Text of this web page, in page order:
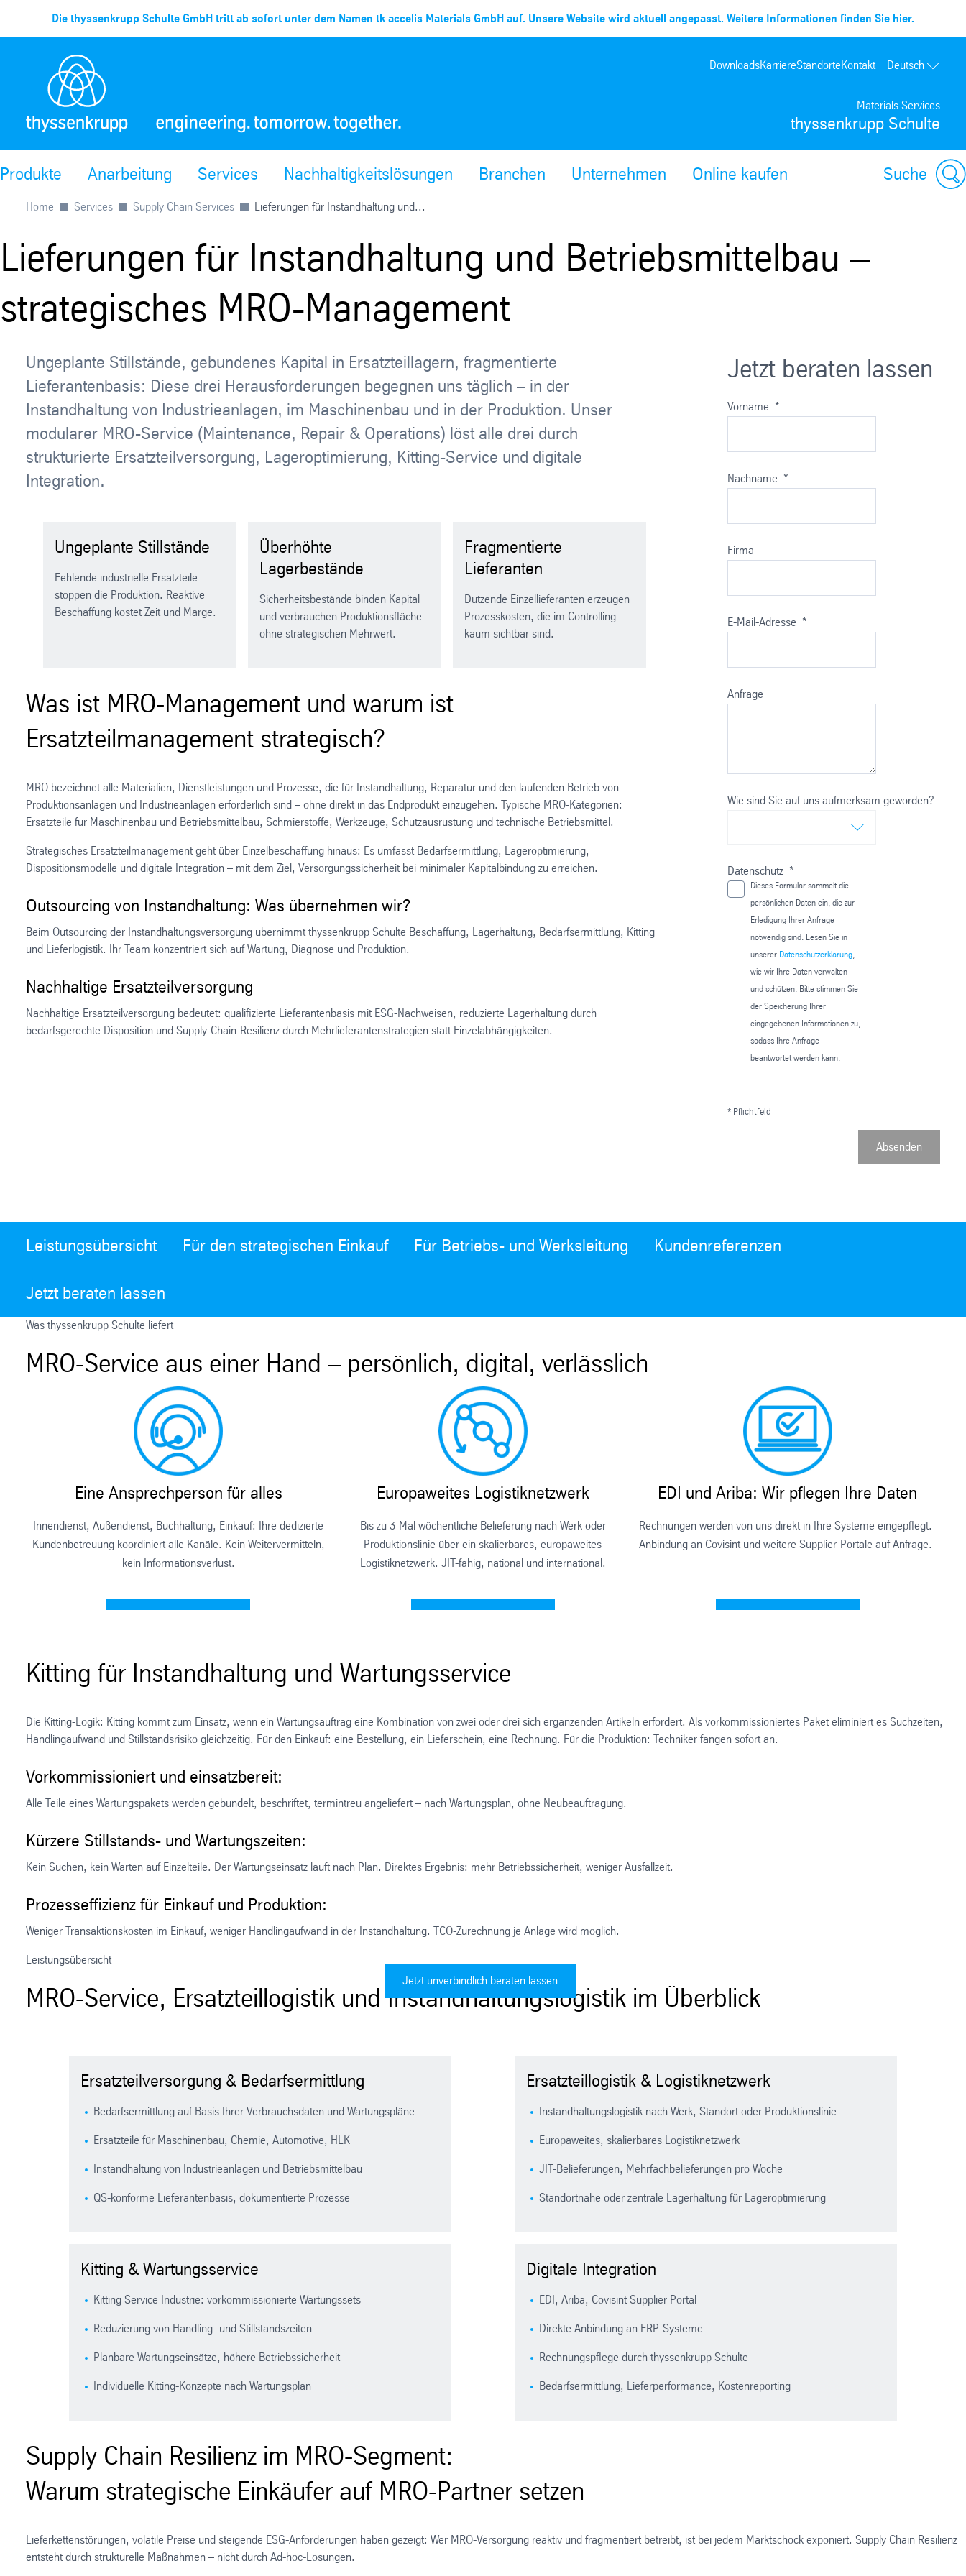
Die thyssenkrupp Schulte GmbH tritt ab sofort unter dem Namen tk accelis Materials GmbH auf. Unsere Website wird aktuell angepasst. Weitere Informationen finden Sie hier.
Materials Services
thyssenkrupp Schulte
DownloadsKarriereStandorteKontakt Deutsch
Produkte Anarbeitung Services Nachhaltigkeitslösungen Branchen Unternehmen Online kaufen Suche
Home Services Supply Chain Services Lieferungen für Instandhaltung und...
Lieferungen für Instandhaltung und Betriebsmittelbau –
strategisches MRO-Management
Ungeplante Stillstände, gebundenes Kapital in Ersatzteillagern, fragmentierte
Lieferantenbasis: Diese drei Herausforderungen begegnen uns täglich – in der
Instandhaltung von Industrieanlagen, im Maschinenbau und in der Produktion. Unser
modularer MRO-Service (Maintenance, Repair & Operations) löst alle drei durch
strukturierte Ersatzteilversorgung, Lageroptimierung, Kitting-Service und digitale
Integration.
Ungeplante Stillstände
Fehlende industrielle Ersatzteile
stoppen die Produktion. Reaktive
Beschaffung kostet Zeit und Marge.
Überhöhte
Lagerbestände
Sicherheitsbestände binden Kapital
und verbrauchen Produktionsfläche
ohne strategischen Mehrwert.
Fragmentierte
Lieferanten
Dutzende Einzellieferanten erzeugen
Prozesskosten, die im Controlling
kaum sichtbar sind.
Was ist MRO-Management und warum ist
Ersatzteilmanagement strategisch?
MRO bezeichnet alle Materialien, Dienstleistungen und Prozesse, die für Instandhaltung, Reparatur und den laufenden Betrieb von
Produktionsanlagen und Industrieanlagen erforderlich sind – ohne direkt in das Endprodukt einzugehen. Typische MRO-Kategorien:
Ersatzteile für Maschinenbau und Betriebsmittelbau, Schmierstoffe, Werkzeuge, Schutzausrüstung und technische Betriebsmittel.
Strategisches Ersatzteilmanagement geht über Einzelbeschaffung hinaus: Es umfasst Bedarfsermittlung, Lageroptimierung,
Dispositionsmodelle und digitale Integration – mit dem Ziel, Versorgungssicherheit bei minimaler Kapitalbindung zu erreichen.
Outsourcing von Instandhaltung: Was übernehmen wir?
Beim Outsourcing der Instandhaltungsversorgung übernimmt thyssenkrupp Schulte Beschaffung, Lagerhaltung, Bedarfsermittlung, Kitting
und Lieferlogistik. Ihr Team konzentriert sich auf Wartung, Diagnose und Produktion.
Nachhaltige Ersatzteilversorgung
Nachhaltige Ersatzteilversorgung bedeutet: qualifizierte Lieferantenbasis mit ESG-Nachweisen, reduzierte Lagerhaltung durch
bedarfsgerechte Disposition und Supply-Chain-Resilienz durch Mehrlieferantenstrategien statt Einzelabhängigkeiten.
Jetzt beraten lassen
Vorname *
Nachname *
Firma
E-Mail-Adresse *
Anfrage
Wie sind Sie auf uns aufmerksam geworden?
Datenschutz *
Dieses Formular sammelt die
persönlichen Daten ein, die zur
Erledigung Ihrer Anfrage
notwendig sind. Lesen Sie in
unserer Datenschutzerklärung,
wie wir Ihre Daten verwalten
und schützen. Bitte stimmen Sie
der Speicherung Ihrer
eingegebenen Informationen zu,
sodass Ihre Anfrage
beantwortet werden kann.
* Pflichtfeld
Absenden
Leistungsübersicht Für den strategischen Einkauf Für Betriebs- und Werksleitung Kundenreferenzen
Jetzt beraten lassen
Was thyssenkrupp Schulte liefert
MRO-Service aus einer Hand – persönlich, digital, verlässlich
Eine Ansprechperson für alles
Innendienst, Außendienst, Buchhaltung, Einkauf: Ihre dedizierte
Kundenbetreuung koordiniert alle Kanäle. Kein Weitervermitteln,
kein Informationsverlust.
Europaweites Logistiknetzwerk
Bis zu 3 Mal wöchentliche Belieferung nach Werk oder
Produktionslinie über ein skalierbares, europaweites
Logistiknetzwerk. JIT-fähig, national und international.
EDI und Ariba: Wir pflegen Ihre Daten
Rechnungen werden von uns direkt in Ihre Systeme eingepflegt.
Anbindung an Covisint und weitere Supplier-Portale auf Anfrage.
Kitting für Instandhaltung und Wartungsservice
Die Kitting-Logik: Kitting kommt zum Einsatz, wenn ein Wartungsauftrag eine Kombination von zwei oder drei sich ergänzenden Artikeln erfordert. Als vorkommissioniertes Paket eliminiert es Suchzeiten,
Handlingaufwand und Stillstandsrisiko gleichzeitig. Für den Einkauf: eine Bestellung, ein Lieferschein, eine Rechnung. Für die Produktion: Techniker fangen sofort an.
Vorkommissioniert und einsatzbereit:
Alle Teile eines Wartungspakets werden gebündelt, beschriftet, termintreu angeliefert – nach Wartungsplan, ohne Neubeauftragung.
Kürzere Stillstands- und Wartungszeiten:
Kein Suchen, kein Warten auf Einzelteile. Der Wartungseinsatz läuft nach Plan. Direktes Ergebnis: mehr Betriebssicherheit, weniger Ausfallzeit.
Prozesseffizienz für Einkauf und Produktion:
Weniger Transaktionskosten im Einkauf, weniger Handlingaufwand in der Instandhaltung. TCO-Zurechnung je Anlage wird möglich.
Leistungsübersicht
MRO-Service, Ersatzteillogistik und Instandhaltungslogistik im Überblick
Jetzt unverbindlich beraten lassen
Ersatzteilversorgung & Bedarfsermittlung
Bedarfsermittlung auf Basis Ihrer Verbrauchsdaten und Wartungspläne
Ersatzteile für Maschinenbau, Chemie, Automotive, HLK
Instandhaltung von Industrieanlagen und Betriebsmittelbau
QS-konforme Lieferantenbasis, dokumentierte Prozesse
Ersatzteillogistik & Logistiknetzwerk
Instandhaltungslogistik nach Werk, Standort oder Produktionslinie
Europaweites, skalierbares Logistiknetzwerk
JIT-Belieferungen, Mehrfachbelieferungen pro Woche
Standortnahe oder zentrale Lagerhaltung für Lageroptimierung
Kitting & Wartungsservice
Kitting Service Industrie: vorkommissionierte Wartungssets
Reduzierung von Handling- und Stillstandszeiten
Planbare Wartungseinsätze, höhere Betriebssicherheit
Individuelle Kitting-Konzepte nach Wartungsplan
Digitale Integration
EDI, Ariba, Covisint Supplier Portal
Direkte Anbindung an ERP-Systeme
Rechnungspflege durch thyssenkrupp Schulte
Bedarfsermittlung, Lieferperformance, Kostenreporting
Supply Chain Resilienz im MRO-Segment:
Warum strategische Einkäufer auf MRO-Partner setzen
Lieferkettenstörungen, volatile Preise und steigende ESG-Anforderungen haben gezeigt: Wer MRO-Versorgung reaktiv und fragmentiert betreibt, ist bei jedem Marktschock exponiert. Supply Chain Resilienz
entsteht durch strukturelle Maßnahmen – nicht durch Ad-hoc-Lösungen.